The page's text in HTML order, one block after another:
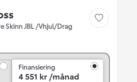
Skinn JBL /Vhjul/Drag
Save car
Finansiering
4 551 kr /månad